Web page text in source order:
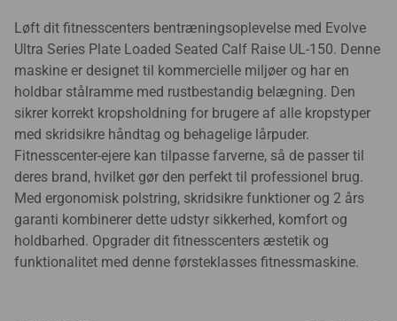
Løft dit fitnesscenters bentræningsoplevelse med Evolve
Ultra Series Plate Loaded Seated Calf Raise UL-150. Denne
maskine er designet til kommercielle miljøer og har en
holdbar stålramme med rustbestandig belægning. Den
sikrer korrekt kropsholdning for brugere af alle kropstyper
med skridsikre håndtag og behagelige lårpuder.
Fitnesscenter-ejere kan tilpasse farverne, så de passer til
deres brand, hvilket gør den perfekt til professionel brug.
Med ergonomisk polstring, skridsikre funktioner og 2 års
garanti kombinerer dette udstyr sikkerhed, komfort og
holdbarhed. Opgrader dit fitnesscenters æstetik og
funktionalitet med denne førsteklasses fitnessmaskine.